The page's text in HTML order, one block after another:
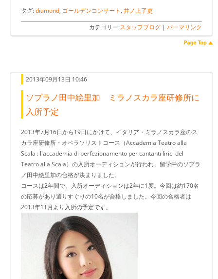
タグ:diamond, ゴールデンコンサート , 井ノ上了吏
カテゴリー:スタッフブログ | パーマリンク
2013年09月13日 10:46
ソプラノ田中絵里加 ミラノスカラ座研修所に
入所予定
2013年7月16日から19日にかけて、イタリア・ミラノスカラ座のス
カラ座研修所・オペラソリストコース（Accademia Teatro alla
Scala : l'accademia di perfezionamento per cantanti lirici del
Teatro alla Scala）の入所オーディションが行われ、留学中のソプラ
ノ田中絵里加の合格が決まりました。
コースは2年間で、入所オーディションは2年に1度。今回は約170名
の応募があり選りすぐりの10名が合格しました。今回の合格者は
2013年11月より入所の予定です。